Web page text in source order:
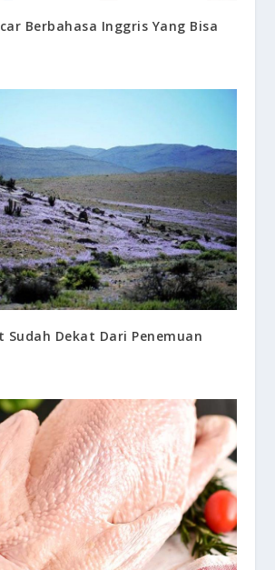
Berbahasa Inggris Yang Bisa
Sudah Dekat Dari Penemuan